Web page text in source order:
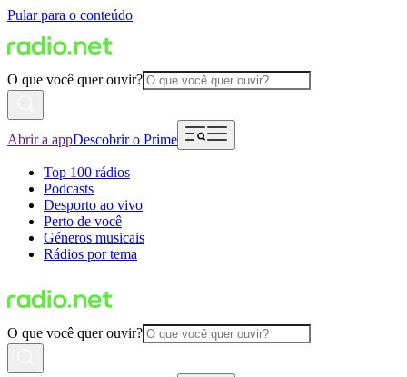
Pular para o conteúdo
O que você quer ouvir?
Abrir a appDescobrir o Prime
Top 100 rádios
Podcasts
Desporto ao vivo
Perto de você
Géneros musicais
Rádios por tema
O que você quer ouvir?